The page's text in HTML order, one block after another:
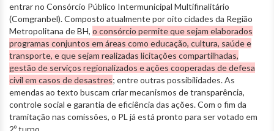
entrar no Consórcio Público Intermunicipal Multifinalitário
(Comgranbel). Composto atualmente por oito cidades da Região
Metropolitana de BH, o consórcio permite que sejam elaborados
programas conjuntos em áreas como educação, cultura, saúde e
transporte, e que sejam realizadas licitações compartilhadas,
gestão de serviços regionalizados e ações cooperadas de defesa
civil em casos de desastres; entre outras possibilidades. As
emendas ao texto buscam criar mecanismos de transparência,
controle social e garantia de eficiência das ações. Com o fim da
tramitação nas comissões, o PL já está pronto para ser votado em
2º turno.